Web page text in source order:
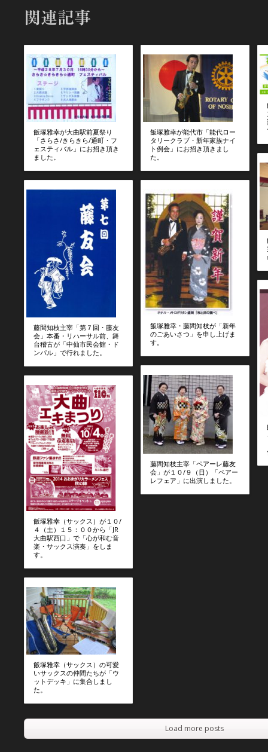
関連記事
飯塚雅幸が大曲駅前夏祭り
「さらさ/きらきら/通町・フ
ェスティバル」にお招き頂き
ました。
藤間知枝主宰「第７回・藤友
会」本番・リハーサル前、舞
台稽古が「中仙市民会館・ド
ンパル」で行れました。
飯塚雅幸（サックス）が１０/
４（土）１５：００から「JR
大曲駅西口」で「心が和む音
楽・サックス演奏」をしま
す。
飯塚雅幸（サックス）の可愛
いサックスの仲間たちが「ウ
ットデッキ」に集合しまし
た。
飯塚雅幸が能代市「能代ロー
タリークラブ・新年家族ナイ
ト例会」にお招き頂きまし
た。
飯塚雅幸・藤間知枝が「新年
のごあいさつ」を申し上げま
す。
藤間知枝主宰「ペアーレ藤友
会」が１０/９（日）「ペアー
レフェア」に出演しました。
Load more posts